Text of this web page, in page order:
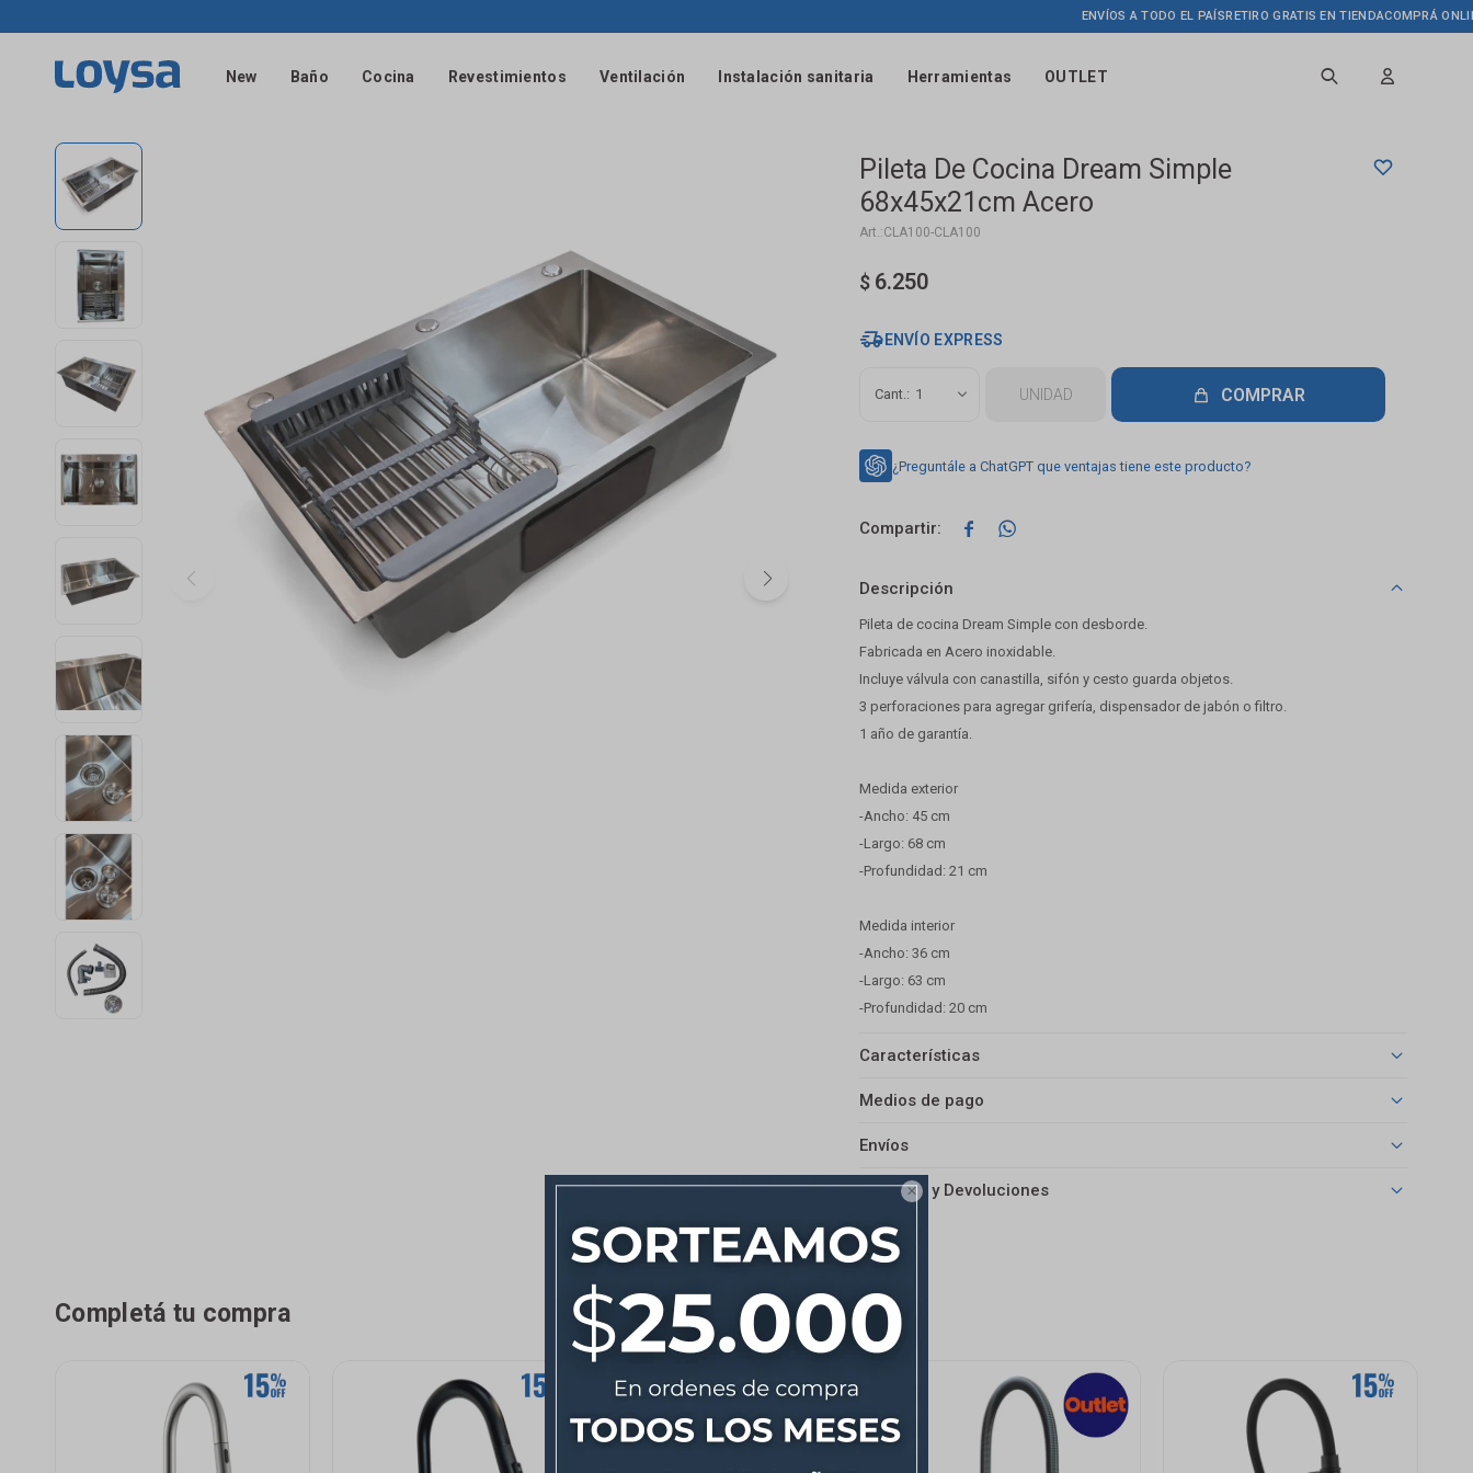

New Baño Cocina Revestimientos Ventilación Instalación sanitaria Herramientas OUTLET
ENVÍOS A TODO EL PAÍSRETIRO GRATIS EN TIENDACOMPRÁ ONLINE
Pileta De Cocina Dream Simple
68x45x21cm Acero
CLA100-CLA100
$ 6.250
ENVÍO EXPRESS
1 UNIDAD COMPRAR
¿Preguntále a ChatGPT que ventajas tiene este producto?
 
Descripción
Pileta de cocina Dream Simple con desborde.
Fabricada en Acero inoxidable.
Incluye válvula con canastilla, sifón y cesto guarda objetos.
3 perforaciones para agregar grifería, dispensador de jabón o filtro.
1 año de garantía.
Medida exterior
-Ancho: 45 cm
-Largo: 68 cm
-Profundidad: 21 cm
Medida interior
-Ancho: 36 cm
-Largo: 63 cm
-Profundidad: 20 cm
Características
Medios de pago
Envíos
Cambios y Devoluciones
Completá tu compra